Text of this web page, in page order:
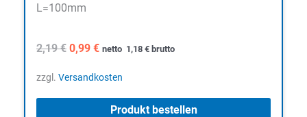
L=100mm
2,19€ Ursprünglicher
war:
0,99 €Aktueller
ist:
netto 1,18 € brutto
zzgl. Versandkosten
Produkt bestellen